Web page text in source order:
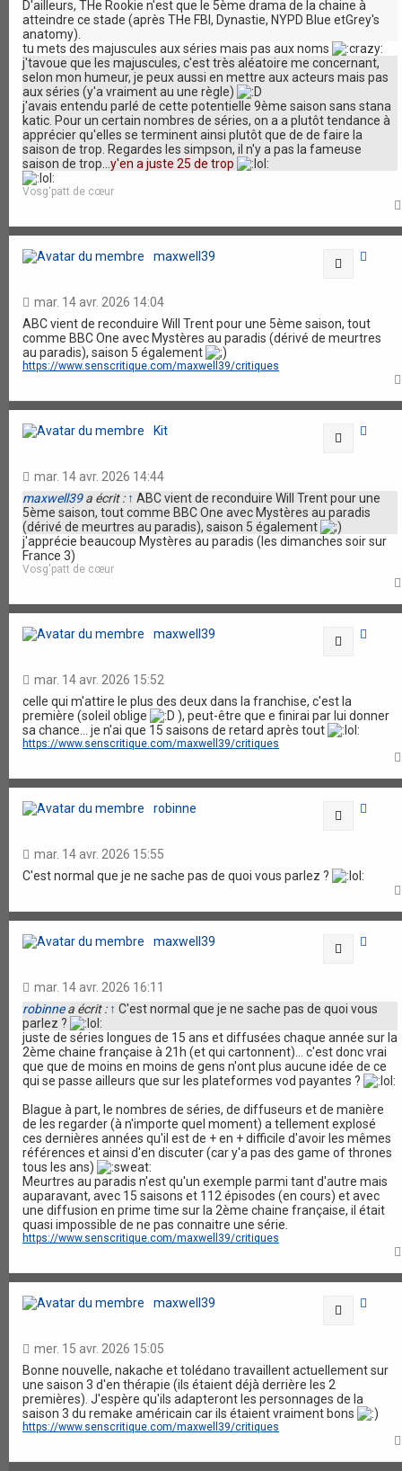
D'ailleurs, THe Rookie n'est que le 5ème drama de la chaine à
atteindre ce stade (après THe FBI, Dynastie, NYPD Blue etGrey's
anatomy).
tu mets des majuscules aux séries mais pas aux noms
j'tavoue que les majuscules, c'est très aléatoire me concernant,
selon mon humeur, je peux aussi en mettre aux acteurs mais pas
aux séries (y'a vraiment au une règle)
j'avais entendu parlé de cette potentielle 9ème saison sans stana
katic. Pour un certain nombres de séries, on a a plutôt tendance à
apprécier qu'elles se terminent ainsi plutôt que de de faire la
saison de trop. Regardes les simpson, il n'y a pas la fameuse
saison de trop... y'en a juste 25 de trop
Vosg'patt de cœur
maxwell39 Citation
mar. 14 avr. 2026 14:04
ABC vient de reconduire Will Trent pour une 5ème saison, tout
comme BBC One avec Mystères au paradis (dérivé de meurtres
au paradis), saison 5 également
https://www.senscritique.com/maxwell39/critiques
Kit Citation
mar. 14 avr. 2026 14:44
maxwell39a écrit : ↑ ABC vient de reconduire Will Trent pour une
5ème saison, tout comme BBC One avec Mystères au paradis
(dérivé de meurtres au paradis), saison 5 également
j'apprécie beaucoup Mystères au paradis (les dimanches soir sur
France 3)
Vosg'patt de cœur
maxwell39 Citation
mar. 14 avr. 2026 15:52
celle qui m'attire le plus des deux dans la franchise, c'est la
première (soleil oblige
), peut-être que e finirai par lui donner
sa chance... je n'ai que 15 saisons de retard après tout
https://www.senscritique.com/maxwell39/critiques
robinne Citation
mar. 14 avr. 2026 15:55
C'est normal que je ne sache pas de quoi vous parlez ?
maxwell39 Citation
mar. 14 avr. 2026 16:11
robinnea écrit : ↑ C'est normal que je ne sache pas de quoi vous
parlez ?
juste de séries longues de 15 ans et diffusées chaque année sur la
2ème chaine française à 21h (et qui cartonnent)... c'est donc vrai
que que de moins en moins de gens n'ont plus aucune idée de ce
qui se passe ailleurs que sur les plateformes vod payantes ?
Blague à part, le nombres de séries, de diffuseurs et de manière
de les regarder (à n'importe quel moment) a tellement explosé
ces dernières années qu'il est de + en + difficile d'avoir les mêmes
références et ainsi d'en discuter (car y'a pas des game of thrones
tous les ans)
Meurtres au paradis n'est qu'un exemple parmi tant d'autre mais
auparavant, avec 15 saisons et 112 épisodes (en cours) et avec
une diffusion en prime time sur la 2ème chaine française, il était
quasi impossible de ne pas connaitre une série.
https://www.senscritique.com/maxwell39/critiques
maxwell39 Citation
mer. 15 avr. 2026 15:05
Bonne nouvelle, nakache et tolédano travaillent actuellement sur
une saison 3 d'en thérapie (ils étaient déjà derrière les 2
premières). J'espère qu'ils adapteront les personnages de la
saison 3 du remake américain car ils étaient vraiment bons
https://www.senscritique.com/maxwell39/critiques